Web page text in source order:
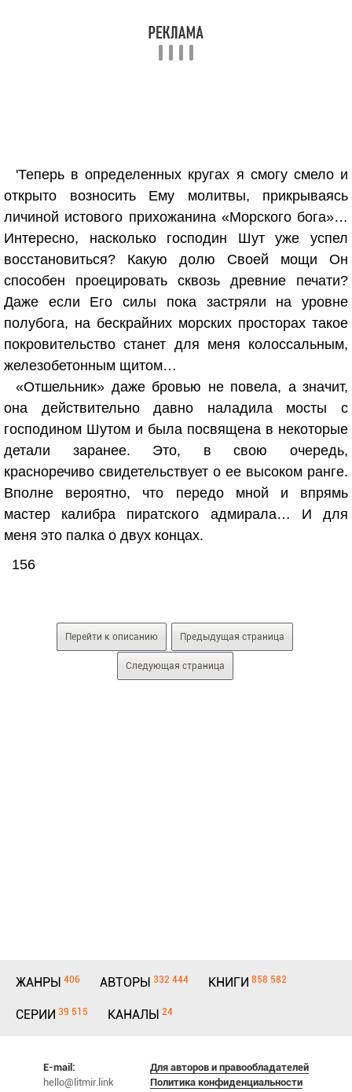
'Теперь в определенных кругах я смогу смело и
открыто возносить Ему молитвы, прикрываясь
личиной истового прихожанина «Морского бога»…
Интересно, насколько господин Шут уже успел
восстановиться? Какую долю Своей мощи Он
способен проецировать сквозь древние печати?
Даже если Его силы пока застряли на уровне
полубога, на бескрайних морских просторах такое
покровительство станет для меня колоссальным,
железобетонным щитом…
«Отшельник» даже бровью не повела, а значит,
она действительно давно наладила мосты с
господином Шутом и была посвящена в некоторые
детали заранее. Это, в свою очередь,
красноречиво свидетельствует о ее высоком ранге.
Вполне вероятно, что передо мной и впрямь
мастер калибра пиратского адмирала… И для
меня это палка о двух концах.
156
Перейти к описанию Предыдущая страница
Следующая страница
ЖАНРЫ 406 АВТОРЫ 332 444 КНИГИ 858 582
СЕРИИ 39 515 КАНАЛЫ 24
E-mail:
hello@litmir.link
Для авторов и правообладателей
Политика конфиденциальности